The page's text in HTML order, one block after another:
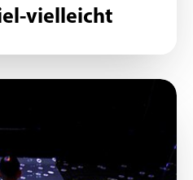
vielleicht